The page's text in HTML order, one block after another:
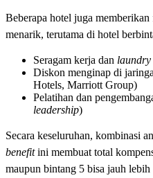
Beberapa hotel juga
menarik, terutama di hotel
Seragam kerja dan laundry
Diskon menginap di
Hotels, Marriott Group)
Pelatihan dan
leadership)
Secara keseluruhan, kombinasi
benefitini membuat total
maupun bintang 5 bisa jauh